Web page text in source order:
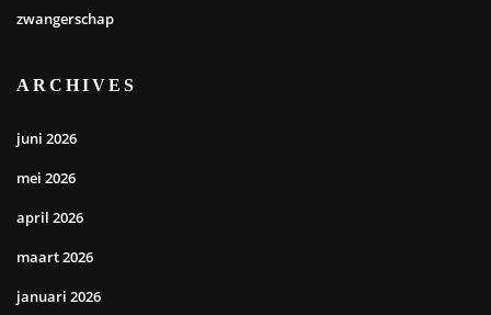
zwangerschap
ARCHIVES
juni 2026
mei 2026
april 2026
maart 2026
januari 2026